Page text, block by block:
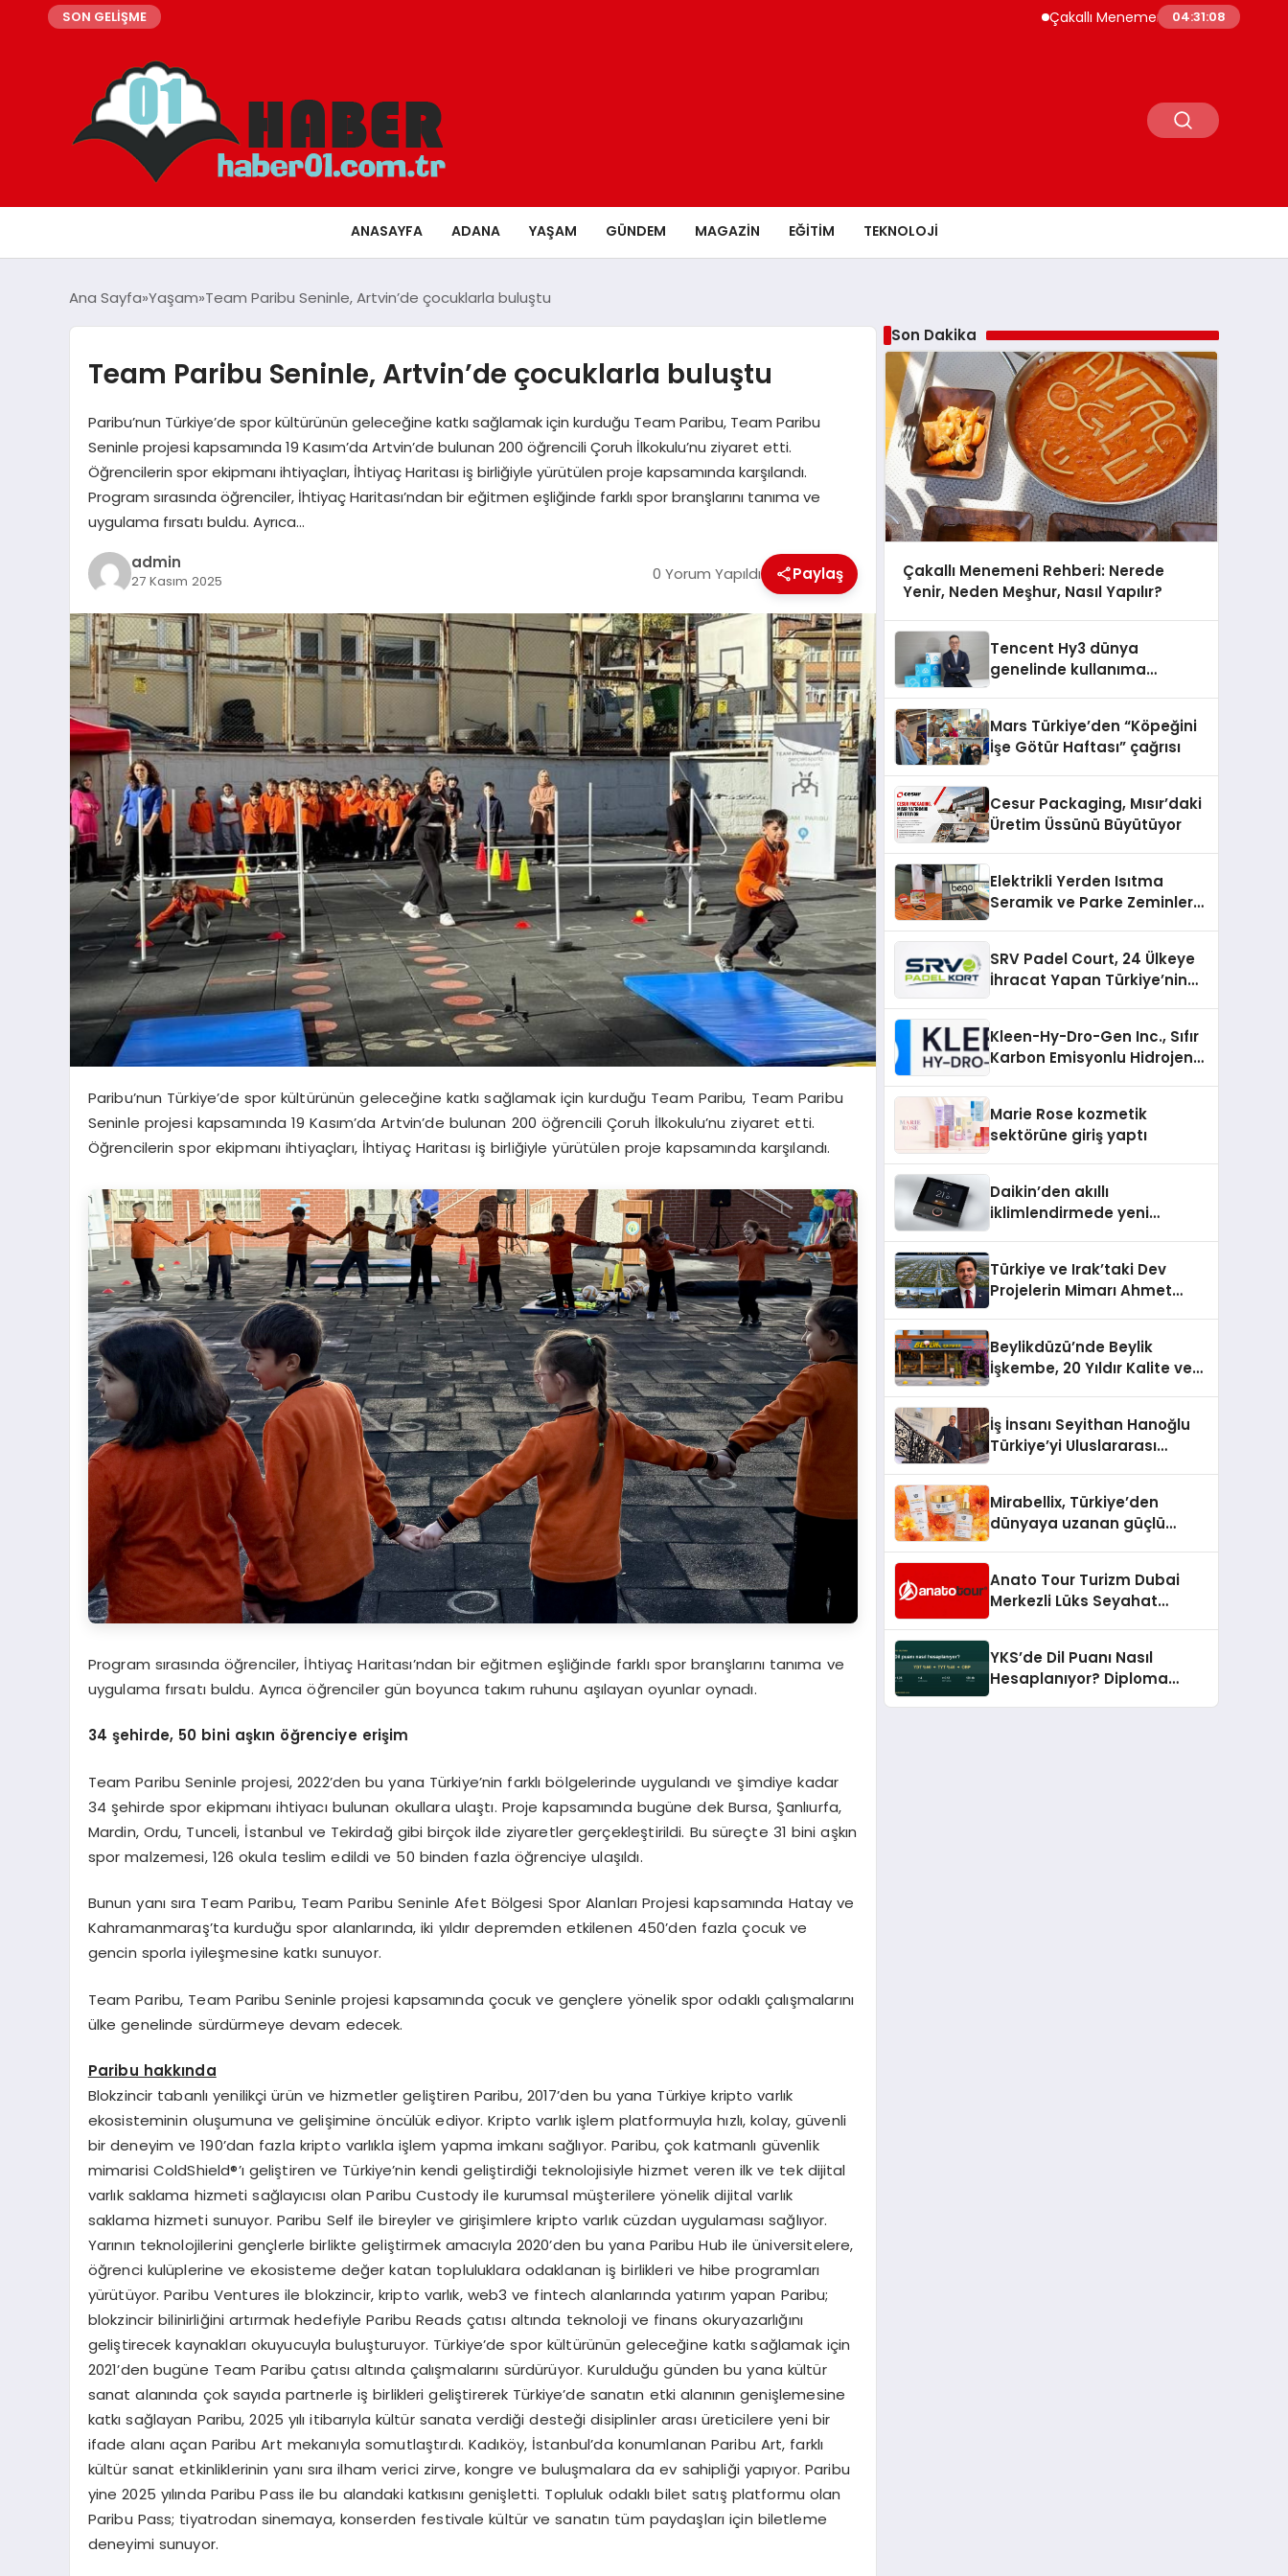
SON GELİŞME Çakallı Menemeni Rehberi: Nerede Yenir,
04:31:09
ANASAYFA ADANA YAŞAM GÜNDEM MAGAZIN EĞITIM TEKNOLOJI
Ana Sayfa Yaşam Team Paribu Seninle, Artvin’de çocuklarla buluştu
Team Paribu Seninle, Artvin’de çocuklarla buluştu
Paribu’nun Türkiye’de spor kültürünün geleceğine katkı sağlamak için kurduğu Team Paribu, Team Paribu
Seninle projesi kapsamında 19 Kasım’da Artvin’de bulunan 200 öğrencili Çoruh İlkokulu’nu ziyaret etti.
Öğrencilerin spor ekipmanı ihtiyaçları, İhtiyaç Haritası iş birliğiyle yürütülen proje kapsamında karşılandı.
Program sırasında öğrenciler, İhtiyaç Haritası’ndan bir eğitmen eşliğinde farklı spor branşlarını tanıma ve
uygulama fırsatı buldu. Ayrıca…
admin
27 Kasım 2025 0 Yorum Yapıldı Paylaş
Paribu’nun Türkiye’de spor kültürünün geleceğine katkı sağlamak için kurduğu Team Paribu, Team Paribu
Seninle projesi kapsamında 19 Kasım’da Artvin’de bulunan 200 öğrencili Çoruh İlkokulu’nu ziyaret etti.
Öğrencilerin spor ekipmanı ihtiyaçları, İhtiyaç Haritası iş birliğiyle yürütülen proje kapsamında karşılandı.
Program sırasında öğrenciler, İhtiyaç Haritası’ndan bir eğitmen eşliğinde farklı spor branşlarını tanıma ve
uygulama fırsatı buldu. Ayrıca öğrenciler gün boyunca takım ruhunu aşılayan oyunlar oynadı.
34 şehirde, 50 bini aşkın öğrenciye erişim
Team Paribu Seninle projesi, 2022’den bu yana Türkiye’nin farklı bölgelerinde uygulandı ve şimdiye kadar
34 şehirde spor ekipmanı ihtiyacı bulunan okullara ulaştı. Proje kapsamında bugüne dek Bursa, Şanlıurfa,
Mardin, Ordu, Tunceli, İstanbul ve Tekirdağ gibi birçok ilde ziyaretler gerçekleştirildi. Bu süreçte 31 bini aşkın
spor malzemesi, 126 okula teslim edildi ve 50 binden fazla öğrenciye ulaşıldı.
Bunun yanı sıra Team Paribu, Team Paribu Seninle Afet Bölgesi Spor Alanları Projesi kapsamında Hatay ve
Kahramanmaraş’ta kurduğu spor alanlarında, iki yıldır depremden etkilenen 450’den fazla çocuk ve
gencin sporla iyileşmesine katkı sunuyor.
Team Paribu, Team Paribu Seninle projesi kapsamında çocuk ve gençlere yönelik spor odaklı çalışmalarını
ülke genelinde sürdürmeye devam edecek.
Paribu hakkında
Blokzincir tabanlı yenilikçi ürün ve hizmetler geliştiren Paribu, 2017’den bu yana Türkiye kripto varlık
ekosisteminin oluşumuna ve gelişimine öncülük ediyor. Kripto varlık işlem platformuyla hızlı, kolay, güvenli
bir deneyim ve 190’dan fazla kripto varlıkla işlem yapma imkanı sağlıyor. Paribu, çok katmanlı güvenlik
mimarisi ColdShield®’ı geliştiren ve Türkiye’nin kendi geliştirdiği teknolojisiyle hizmet veren ilk ve tek dijital
varlık saklama hizmeti sağlayıcısı olan Paribu Custody ile kurumsal müşterilere yönelik dijital varlık
saklama hizmeti sunuyor. Paribu Self ile bireyler ve girişimlere kripto varlık cüzdan uygulaması sağlıyor.
Yarının teknolojilerini gençlerle birlikte geliştirmek amacıyla 2020’den bu yana Paribu Hub ile üniversitelere,
öğrenci kulüplerine ve ekosisteme değer katan topluluklara odaklanan iş birlikleri ve hibe programları
yürütüyor. Paribu Ventures ile blokzincir, kripto varlık, web3 ve fintech alanlarında yatırım yapan Paribu;
blokzincir bilinirliğini artırmak hedefiyle Paribu Reads çatısı altında teknoloji ve finans okuryazarlığını
geliştirecek kaynakları okuyucuyla buluşturuyor. Türkiye’de spor kültürünün geleceğine katkı sağlamak için
2021’den bugüne Team Paribu çatısı altında çalışmalarını sürdürüyor. Kurulduğu günden bu yana kültür
sanat alanında çok sayıda partnerle iş birlikleri geliştirerek Türkiye’de sanatın etki alanının genişlemesine
katkı sağlayan Paribu, 2025 yılı itibarıyla kültür sanata verdiği desteği disiplinler arası üreticilere yeni bir
ifade alanı açan Paribu Art mekanıyla somutlaştırdı. Kadıköy, İstanbul’da konumlanan Paribu Art, farklı
kültür sanat etkinliklerinin yanı sıra ilham verici zirve, kongre ve buluşmalara da ev sahipliği yapıyor. Paribu
yine 2025 yılında Paribu Pass ile bu alandaki katkısını genişletti. Topluluk odaklı bilet satış platformu olan
Paribu Pass; tiyatrodan sinemaya, konserden festivale kültür ve sanatın tüm paydaşları için biletleme
deneyimi sunuyor.
Son Dakika
Çakallı Menemeni Rehberi: Nerede
Yenir, Neden Meşhur, Nasıl Yapılır?
Tencent Hy3 dünya
genelinde kullanıma
Mars Türkiye’den “Köpeğini
İşe Götür Haftası” çağrısı
Cesur Packaging, Mısır’daki
Üretim Üssünü Büyütüyor
Elektrikli Yerden Isıtma
Seramik ve Parke Zeminler
SRV Padel Court, 24 Ülkeye
İhracat Yapan Türkiye’nin
Kleen-Hy-Dro-Gen Inc., Sıfır
Karbon Emisyonlu Hidrojen
Aldı
Marie Rose kozmetik
sektörüne giriş yaptı
Daikin’den akıllı
iklimlendirmede yeni
Türkiye ve Irak’taki Dev
Projelerin Mimarı Ahmet
Holding Industrial City”
Projesini Hayata Geçirecek
Beylikdüzü’nde Beylik
İşkembe, 20 Yıldır Kalite ve
İş İnsanı Seyithan Hanoğlu
Türkiye’yi Uluslararası
Mirabellix, Türkiye’den
dünyaya uzanan güçlü
Anato Tour Turizm Dubai
Merkezli Lüks Seyahat
YKS’de Dil Puanı Nasıl
Hesaplanıyor? Diploma